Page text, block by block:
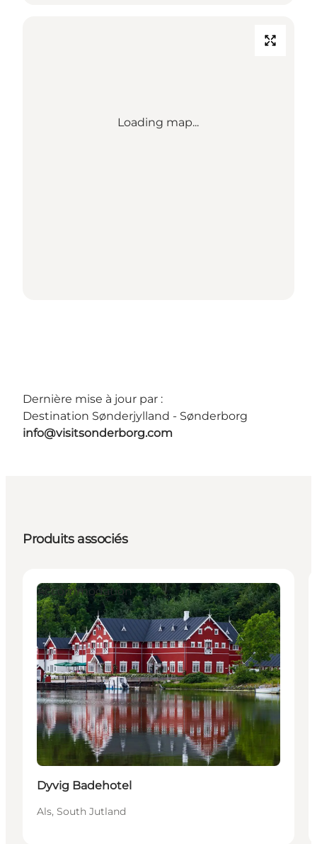
Loading map...
Dernière mise à jour par :
Destination Sønderjylland - Sønderborg
info@visitsonderborg.com
Produits associés
Accommodation
Dyvig Badehotel
Als, South Jutland